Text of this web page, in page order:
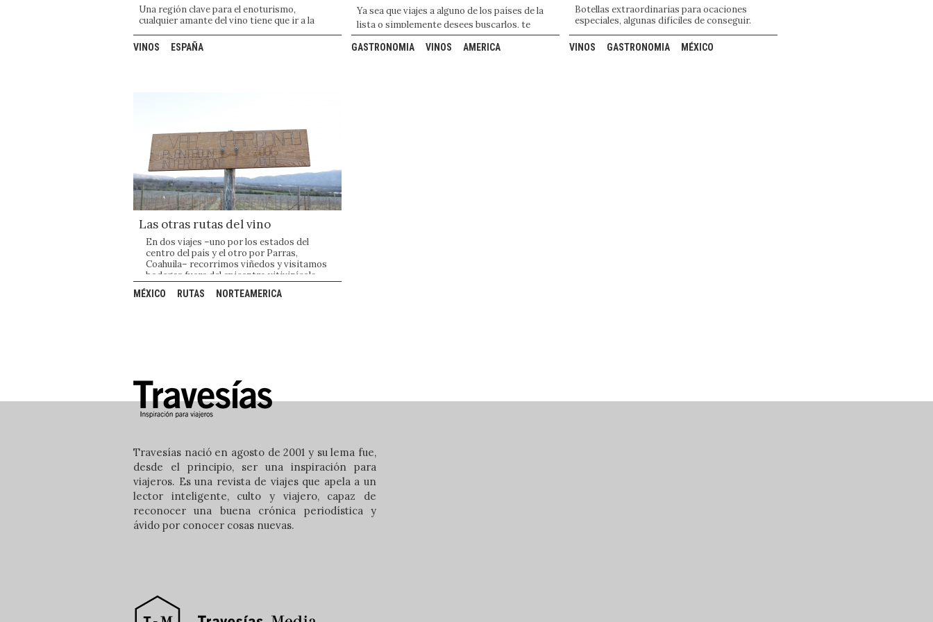
Una región clave para el enoturismo,
cualquier amante del vino tiene que ir a la
vida. Les traemos nuestros sitios preferidos
de la región vinícola española:
VINOS ESPAÑA
Ya sea que viajes a alguno de los países de la
lista o simplemente desees buscarlos, te
presentamos 10 opciones sobresalientes.
GASTRONOMIA VINOS AMERICA
Botellas extraordinarias para ocaciones
especiales, algunas difíciles de conseguir.
VINOS GASTRONOMIA MÉXICO
Las otras rutas del vino
En dos viajes –uno por los estados del
centro del país y el otro por Parras,
Coahuila– recorrimos viñedos y visitamos
bodegas fuera del epicentro vitivinícola
MÉXICO RUTAS NORTEAMERICA
Travesías nació en agosto de 2001 y su lema fue,
desde el principio, ser una inspiración para
viajeros. Es una revista de viajes que apela a un
lector inteligente, culto y viajero, capaz de
reconocer una buena crónica periodística y
ávido por conocer cosas nuevas.